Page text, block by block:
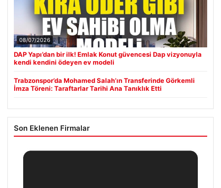
08/07/2026
DAP Yapı’dan bir ilk! Emlak Konut güvencesi Dap vizyonuyla
kendi kendini ödeyen ev modeli
Trabzonspor’da Mohamed Salah’ın Transferinde Görkemli
İmza Töreni: Taraftarlar Tarihi Ana Tanıklık Etti
Son Eklenen Firmalar